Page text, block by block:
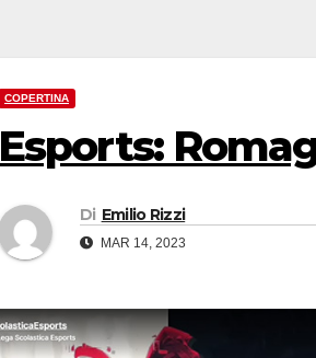
COPERTINA
Esports:
Di Emilio Rizzi
MAR 14, 2023